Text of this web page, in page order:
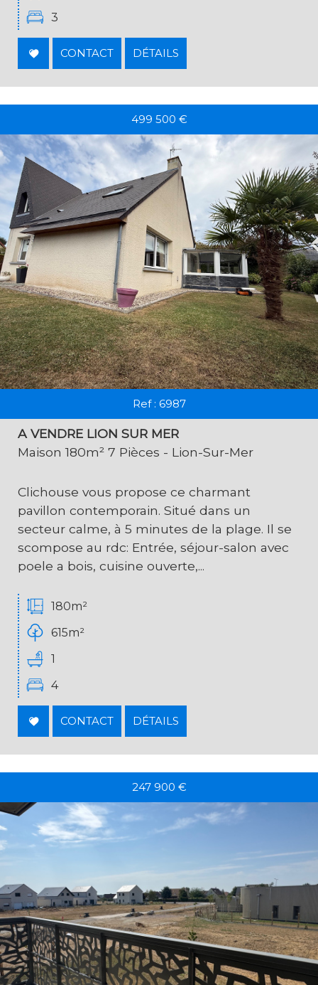
3
CONTACT DÉTAILS
499 500 €
Ref : 6987
A VENDRE LION SUR MER
Maison 180m² 7 Pièces - Lion-Sur-Mer
Clichouse vous propose ce charmant
pavillon contemporain. Situé dans un
secteur calme, à 5 minutes de la plage. Il se
scompose au rdc: Entrée, séjour-salon avec
poele a bois, cuisine ouverte,...
180m²
615m²
1
4
CONTACT DÉTAILS
247 900 €